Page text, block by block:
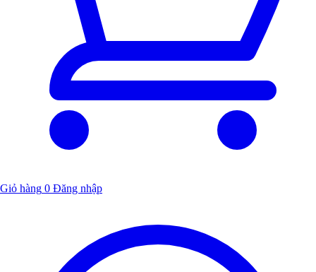
Giỏ hàng 0 Đăng nhập